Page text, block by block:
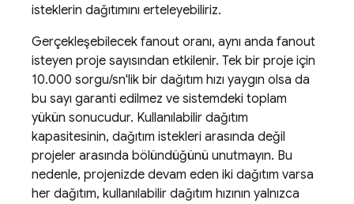
isteklerin dağıtımını erteleyebiliriz.
Gerçekleşebilecek fanout oranı, aynı anda fanout
isteyen proje sayısından etkilenir. Tek bir proje için
10.000 sorgu/sn'lik bir dağıtım hızı yaygın olsa da
bu sayı garanti edilmez ve sistemdeki toplam
yükün sonucudur. Kullanılabilir dağıtım
kapasitesinin, dağıtım istekleri arasında değil
projeler arasında bölündüğünü unutmayın. Bu
nedenle, projenizde devam eden iki dağıtım varsa
her dağıtım, kullanılabilir dağıtım hızının yalnızca